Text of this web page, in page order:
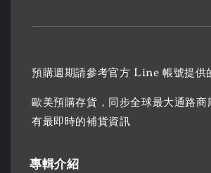
預購週期請參考官方 Line 帳號提供
歐美預購存貨，同步全球最大通路商
有最即時的補貨資訊
專輯介紹